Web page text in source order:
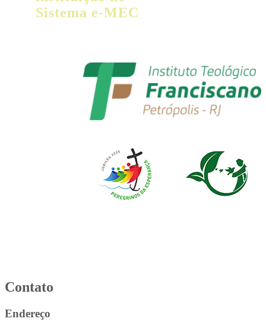
Sistema e-MEC
Contato
Endereço